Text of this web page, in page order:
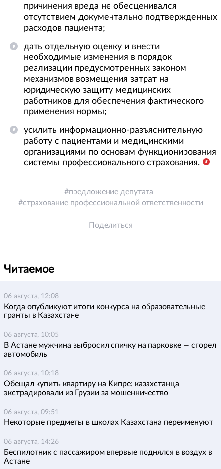
причинения вреда не обесценивался
отсутствием документально подтвержденных
расходов пациента;
дать отдельную оценку и внести
необходимые изменения в порядок
реализации предусмотренных законом
механизмов возмещения затрат на
юридическую защиту медицинских
работников для обеспечения фактического
применения нормы;
усилить информационно-разъяснительную
работу с пациентами и медицинскими
организациями по основам функционирования
системы профессионального страхования.
предложение депутата
страхование профессиональной ответственности
Поделиться
Читаемое
06 августа, 12:08
Когда опубликуют итоги конкурса на образовательные
гранты в Казахстане
06 августа, 10:05
В Астане мужчина выбросил спичку на парковке — сгорел
автомобиль
06 августа, 10:18
Обещал купить квартиру на Кипре: казахстанца
экстрадировали из Грузии за мошенничество
06 августа, 09:51
Некоторые предметы в школах Казахстана переименуют
06 августа, 14:26
Беспилотник с пассажиром впервые поднялся в воздух в
Астане